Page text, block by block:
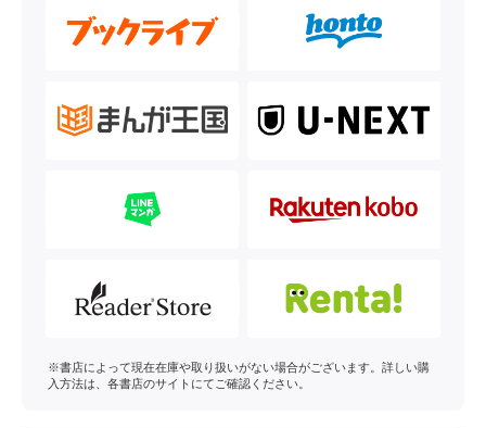
※書店によって現在在庫や取り扱いがない場合がございます。詳しい購
入方法は、各書店のサイトにてご確認ください。